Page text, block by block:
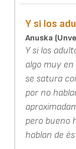
Y si los
Anuska
Y si los
algo muy
se satura
por no
pero bueno
hablan de